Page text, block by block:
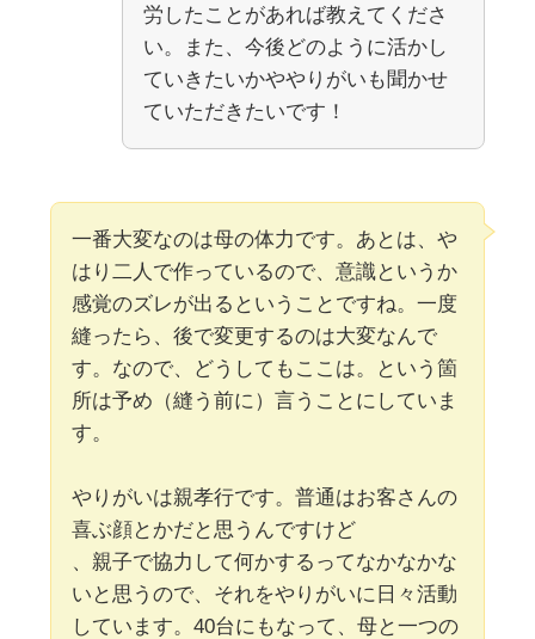
労したことがあれば教えてくださ
い。また、今後どのように活かし
ていきたいかややりがいも聞かせ
ていただきたいです！
一番大変なのは母の体力です。あとは、や
はり二人で作っているので、意識というか
感覚のズレが出るということですね。一度
縫ったら、後で変更するのは大変なんで
す。なので、どうしてもここは。という箇
所は予め（縫う前に）言うことにしていま
す。
やりがいは親孝行です。普通はお客さんの
喜ぶ顔とかだと思うんですけど
、親子で協力して何かするってなかなかな
いと思うので、それをやりがいに日々活動
しています。40台にもなって、母と一つの